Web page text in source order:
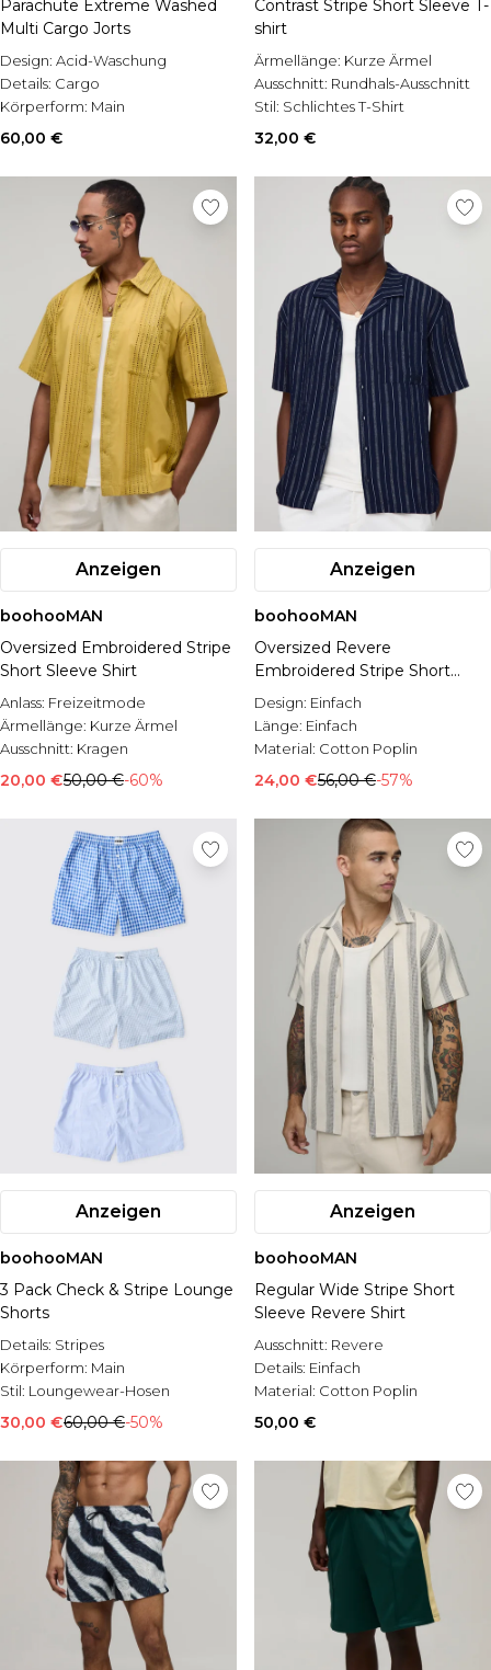
Parachute Extreme Washed
Multi Cargo Jorts
Design: Acid-Waschung
Details: Cargo
Körperform: Main
60,00 €
Contrast Stripe Short Sleeve T-
shirt
Ärmellänge: Kurze Ärmel
Ausschnitt: Rundhals-Ausschnitt
Stil: Schlichtes T-Shirt
32,00 €
Anzeigen
boohooMAN
Oversized Embroidered Stripe
Short Sleeve Shirt
Anlass: Freizeitmode
Ärmellänge: Kurze Ärmel
Ausschnitt: Kragen
20,00 €50,00 €-60%
Anzeigen
boohooMAN
Oversized Revere
Embroidered Stripe Short
Sleeve Shirt
Design: Einfach
Länge: Einfach
Material: Cotton Poplin
24,00 €56,00 €-57%
Anzeigen
boohooMAN
3 Pack Check & Stripe Lounge
Shorts
Details: Stripes
Körperform: Main
Stil: Loungewear-Hosen
30,00 €60,00 €-50%
Anzeigen
boohooMAN
Regular Wide Stripe Short
Sleeve Revere Shirt
Ausschnitt: Revere
Details: Einfach
Material: Cotton Poplin
50,00 €